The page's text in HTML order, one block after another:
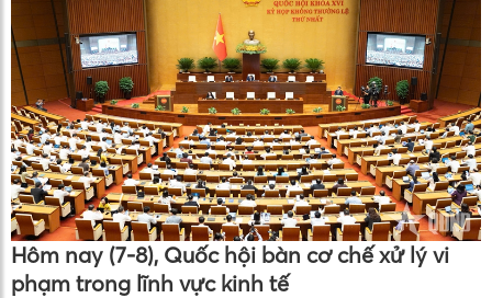
Hôm nay (7-8), Quốc hội bàn cơ chế xử lý vi
phạm trong lĩnh vực kinh tế